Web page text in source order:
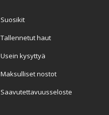
Suosikit
Tallennetut haut
Usein kysyttyä
Maksulliset nostot
Saavutettavuusseloste